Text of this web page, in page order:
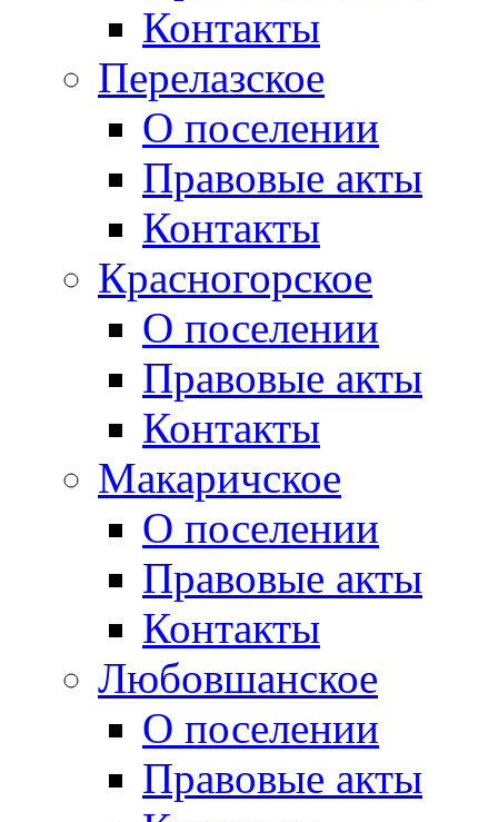
Контакты
Перелазское
О поселении
Правовые акты
Контакты
Красногорское
О поселении
Правовые акты
Контакты
Макаричское
О поселении
Правовые акты
Контакты
Любовшанское
О поселении
Правовые акты